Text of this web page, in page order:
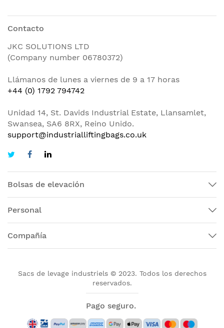
Contacto
JKC SOLUTIONS LTD
(Company number 06780372)
Llámanos de lunes a viernes de 9 a 17 horas
+44 (0) 1792 794742
Unidad 14, St. Davids Industrial Estate, Llansamlet,
Swansea, SA6 8RX, Reino Unido.
support@industrialliftingbags.co.uk
Bolsas de elevación
Personal
Compañía
Sacs de levage industriels © 2023. Todos los derechos
reservados.
Pago seguro.